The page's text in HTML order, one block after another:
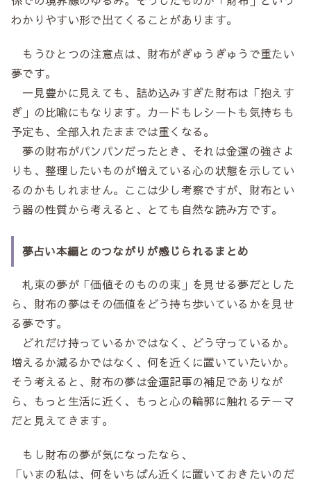
わかりやすい形で出てくることがあります。
もうひとつの注意点は、財布がぎゅうぎゅうで重たい
夢です。
一見豊かに見えても、詰め込みすぎた財布は「抱えす
ぎ」の比喩にもなります。カードもレシートも気持ちも
予定も、全部入れたままでは重くなる。
夢の財布がパンパンだったとき、それは金運の強さよ
りも、整理したいものが増えている心の状態を示してい
るのかもしれません。ここは少し考察ですが、財布とい
う器の性質から考えると、とても自然な読み方です。
夢占い本編とのつながりが感じられるまとめ
札束の夢が「価値そのものの束」を見せる夢だとした
ら、財布の夢はその価値をどう持ち歩いているかを見せ
る夢です。
どれだけ持っているかではなく、どう守っているか。
増えるか減るかではなく、何を近くに置いていたいか。
そう考えると、財布の夢は金運記事の補足でありなが
ら、もっと生活に近く、もっと心の輪郭に触れるテーマ
だと見えてきます。
もし財布の夢が気になったなら、
「いまの私は、何をいちばん近くに置いておきたいのだ